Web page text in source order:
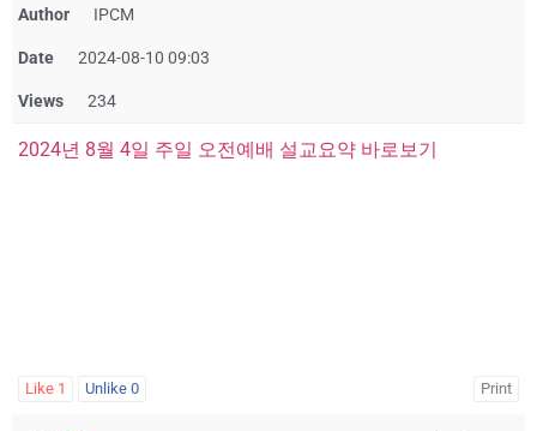
Author IPCM
Date 2024-08-10 09:03
Views 234
2024년 8월 4일 주일 오전예배 설교요약 바로보기
Like 1 Unlike 0 Print